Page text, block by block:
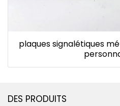
plaques signalétiques
DES PRODUITS